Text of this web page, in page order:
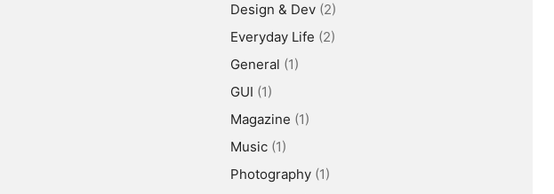
Design & Dev(2)
Everyday Life (2)
General (1)
GUI (1)
Magazine (1)
Music(1)
Photography(1)